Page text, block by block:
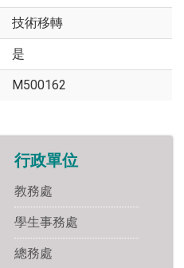
技術移轉
是
M500162
行政單位
教務處
學生事務處
總務處